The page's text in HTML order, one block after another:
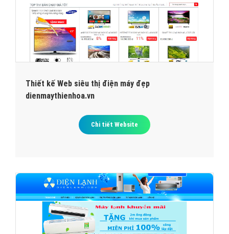
Thiết kế Web siêu thị điện máy đẹp
dienmaythienhoa.vn
Chi tiết Website